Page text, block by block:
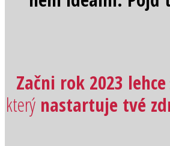
Začni rok 2023 lehce
který nastartuje tvé